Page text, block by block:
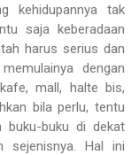
kehidupannya tak
saja keberadaan
harus serius dan
dengan
mall, halte bis,
bila perlu, tentu
buku-buku di dekat
sejenisnya. Hal ini